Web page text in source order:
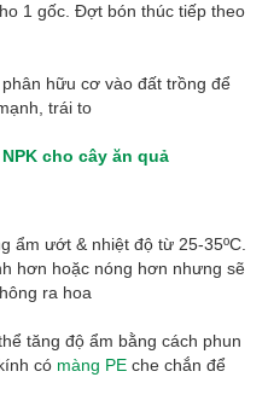
1 gốc. Đợt bón thúc tiếp theo
hữu cơ vào đất trồng để
trái to
cho cây ăn quả
ẩm ướt & nhiệt độ từ 25-35ºC.
hơn hoặc nóng hơn nhưng sẽ
ra hoa
tăng độ ẩm bằng cách phun
có màng PE che chắn để